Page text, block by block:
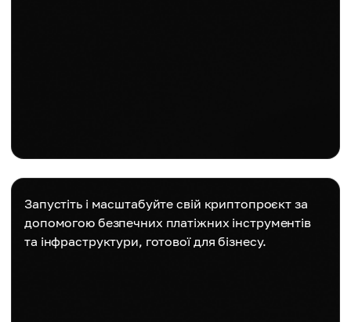
Запустіть і масштабуйте свій криптопроєкт за
допомогою безпечних платіжних інструментів
та інфраструктури, готової для бізнесу.